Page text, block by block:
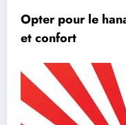
Opter pour le
et confort